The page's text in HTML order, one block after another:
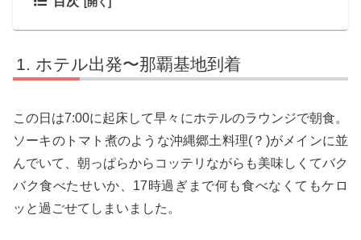
ホテル出発〜那覇基地到着
この日は7:00に起床して早々にホテルのラウンジで朝食。
ソーキのトマト煮のような沖縄郷土料理(？)がメインに並
んでいて、朝っぱらからコッテリながらも美味しくてバク
バク食べたせいか、17時過ぎまで何も食べなくてもケロ
ッと過ごせてしまいました。